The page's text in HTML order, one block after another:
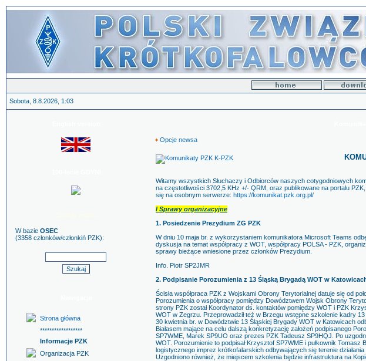
Sobota, 8.8.2026, 1:03
W bazie OSEC
(3358 członków/członkiń PZK):
Strona główna
******************
Informacje PZK
Organizacja PZK
Opcje newsa
Witamy wszystkich Słuchaczy i Odbiorców naszych cotygodniowych
na częstotliwości 3702,5 KHz +/- QRM, oraz publikowane na portalu
się na osobnym serwerze: https://komunikat.pzk.org.pl/
I Sprawy organizacyjne
1. Posiedzenie Prezydium ZG PZK
W dniu 10 maja br. z wykorzystaniem komunikatora Microsoft Teams
dyskusja na temat współpracy z WOT, współpracy POLSA - PZK,
sprawy bieżące wniesione przez członków Prezydium.
Info. Piotr SP2JMR
2. Podpisanie Porozumienia z 13 Śląską Brygadą WOT w
Ścisła współpraca PZK z Wojskami Obrony Terytorialnej datuje się od
Porozumienia o współpracy pomiędzy Dowództwem Wojsk Obrony
strony PZK został Koordynator ds. kontaktów pomiędzy WOT i PZK
WOT w Zegrzu. Przeprowadził też w Brzegu wstępne szkolenie kadry
30 kwietnia br. w Dowództwie 13 Śląskiej Brygady WOT w Katowicach
Białasem mające na celu dalszą konkretyzację założeń podpisanego
SP7WME, Marek SP9UO oraz prezes PZK Tadeusz SP9HQJ. Po
WOT. Porozumienie to podpisał Krzysztof SP7WME i pułkownik
logistycznego imprez krótkofalarskich odbywających się terenie
Uzgodniono również, że miejscem szkolenia będzie infrastruktura na